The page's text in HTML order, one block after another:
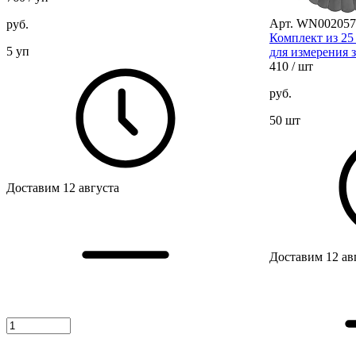
руб.
5 уп
Доставим 12 августа
Арт.
Комплект из
для измерения
410 / шт
руб.
50 шт
Доставим 12